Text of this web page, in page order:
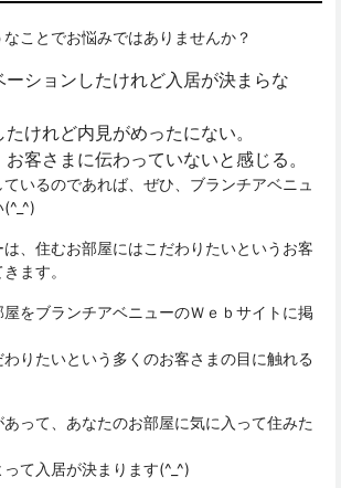
ことでお悩みではありませんか？
ションしたけれど入居が決まらな
けれど内見がめったにない。
客さまに伝わっていないと感じる。
いるのであれば、ぜひ、ブランチアベニュ
、住むお部屋にはこだわりたいというお客
ます。
をブランチアベニューのＷｅｂサイトに掲
りたいという多くのお客さまの目に触れる
って、あなたのお部屋に気に入って住みた
て入居が決まります(^_^)